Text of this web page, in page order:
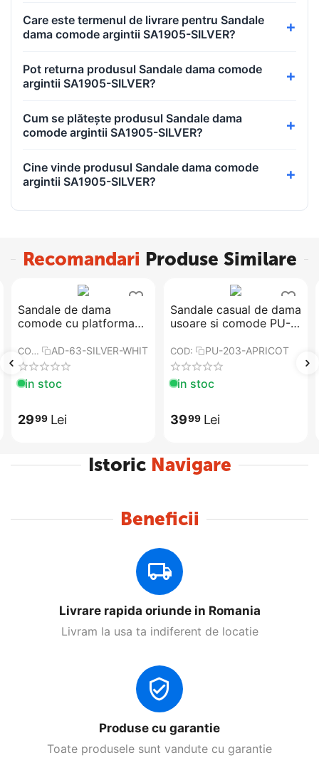
Care este termenul de livrare pentru Sandale
dama comode argintii SA1905-SILVER?
Pot returna produsul Sandale dama comode
argintii SA1905-SILVER?
Cum se plătește produsul Sandale dama
comode argintii SA1905-SILVER?
Cine vinde produsul Sandale dama comode
argintii SA1905-SILVER?
Recomandari Produse Similare
Sandale de dama
comode cu platforma​
COD: AD-63-SILVER-WHITE
in stoc
2999 Lei
​Sandale casual de dama
usoare si comode PU-
COD: PU-203-APRICOT
in stoc
3999 Lei
Istoric Navigare
Beneficii
Livrare rapida oriunde in Romania
Livram la usa ta indiferent de locatie
Produse cu garantie
Toate produsele sunt vandute cu garantie